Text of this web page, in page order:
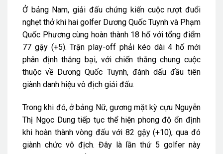
Ở bảng Nam, giải đấu chứng kiến cuộc rượt đuổi
nghẹt thở khi hai golfer Dương Quốc Tuynh và Phạm
Quốc Phương cùng hoàn thành 18 hố với tổng điểm
77 gậy (+5). Trận play-off phải kéo dài 4 hố mới
phân định thắng bại, với chiến thắng chung cuộc
thuộc về Dương Quốc Tuynh, đánh dấu đầu tiên
giành danh hiệu vô địch giải đấu.
Trong khi đó, ở bảng Nữ, gương mặt kỳ cựu Nguyễn
Thị Ngọc Dung tiếp tục thể hiện phong độ ổn định
khi hoàn thành vòng đấu với 82 gậy (+10), qua đó
giành chức vô địch. Đây là lần thứ 5 golfer này